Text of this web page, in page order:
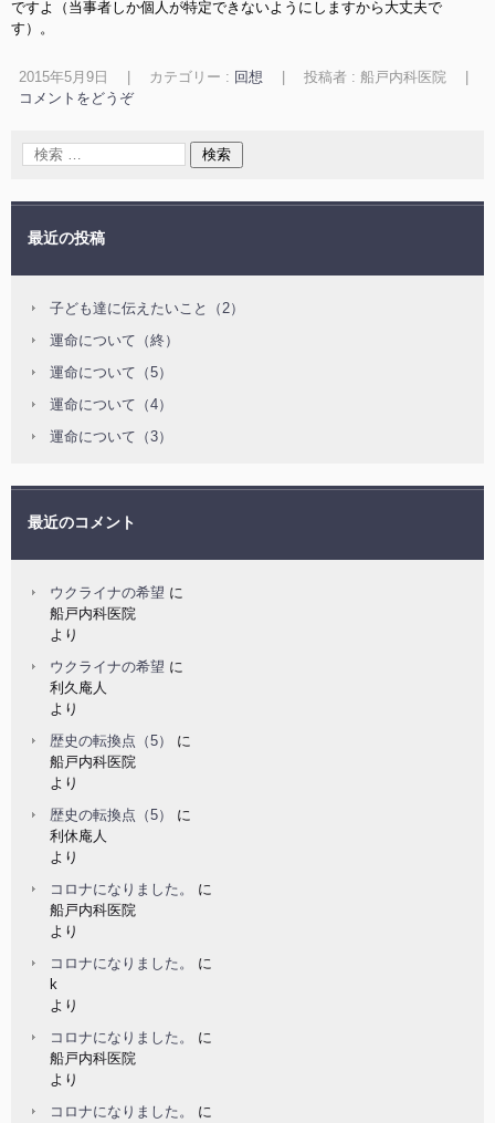
ですよ（当事者しか個人が特定できないようにしますから大丈夫で
す）。
2015年5月9日 カテゴリー : 回想 投稿者 : 船戸内科医院
コメントをどうぞ
最近の投稿
子ども達に伝えたいこと（2）
運命について（終）
運命について（5）
運命について（4）
運命について（3）
最近のコメント
ウクライナの希望 に
船戸内科医院
より
ウクライナの希望 に
利久庵人
より
歴史の転換点（5）
に
船戸内科医院
より
歴史の転換点（5）
に
利休庵人
より
コロナになりました。
に
船戸内科医院
より
コロナになりました。
に
k
より
コロナになりました。
に
船戸内科医院
より
コロナになりました。
に